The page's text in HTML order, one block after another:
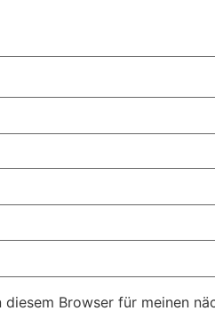
Browser für meinen